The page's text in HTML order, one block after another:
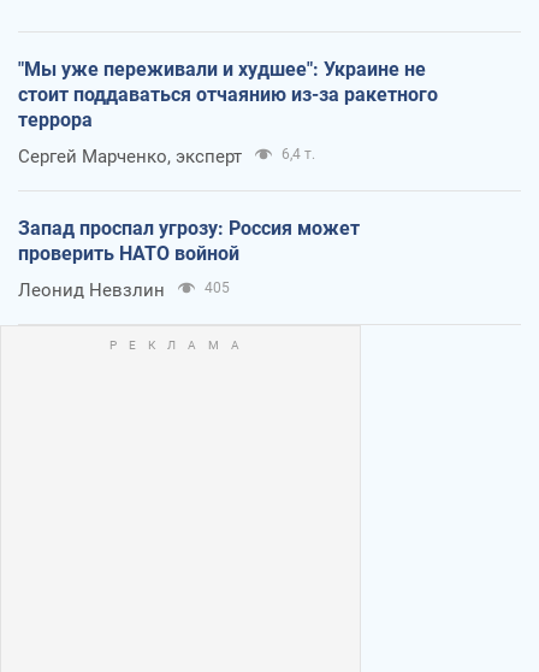
"Мы уже переживали и худшее": Украине не
стоит поддаваться отчаянию из-за ракетного
террора
Сергей Марченко, эксперт 6,4 т.
Запад проспал угрозу: Россия может
проверить НАТО войной
Леонид Невзлин 405